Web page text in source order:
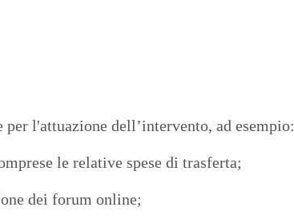
per l'attuazione dell’intervento, ad esempio:
le relative spese di trasferta;
dei forum online;